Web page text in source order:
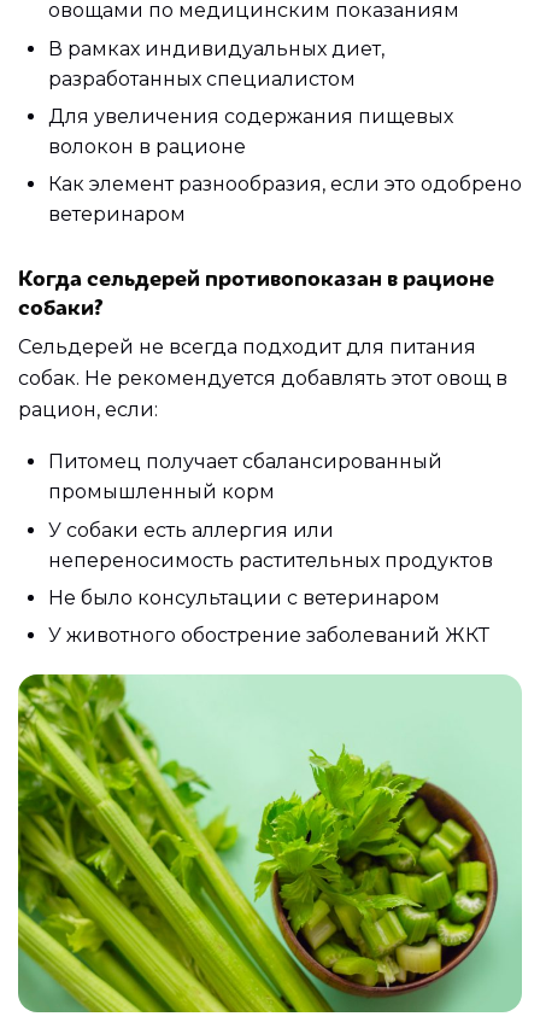
овощами по медицинским показаниям
В рамках индивидуальных диет,
разработанных специалистом
Для увеличения содержания пищевых
волокон в рационе
Как элемент разнообразия, если это одобрено
ветеринаром
Когда сельдерей противопоказан в рационе
собаки?
Сельдерей не всегда подходит для питания
собак. Не рекомендуется добавлять этот овощ в
рацион, если:
Питомец получает сбалансированный
промышленный корм
У собаки есть аллергия или
непереносимость растительных продуктов
Не было консультации с ветеринаром
У животного обострение заболеваний ЖКТ